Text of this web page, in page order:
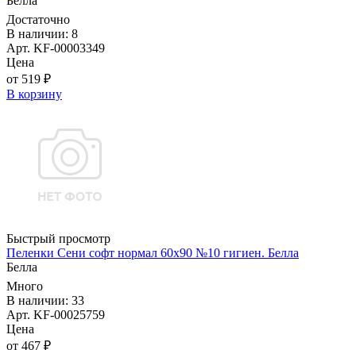
Достаточно
В наличии: 8
Арт. KF-00003349
Цена
от 519 ₽
В корзину
Быстрый просмотр
Пеленки Сени софт нормал 60х90 №10 гигиен. Белла
Белла
Много
В наличии: 33
Арт. KF-00025759
Цена
от 467 ₽